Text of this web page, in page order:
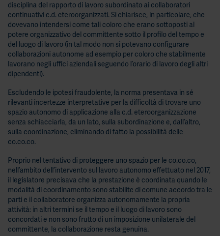
disciplina del rapporto di lavoro subordinato ai collaboratori
continuativi c.d. eteroorganizzati. Si chiarisce, in particolare, che
dovevano intendersi come tali coloro che erano sottoposti al
potere organizzativo del committente sotto il profilo del tempo e
del luogo di lavoro (in tal modo non si potevano configurare
collaborazioni autonome ad esempio per coloro che stabilmente
lavorano negli uffici aziendali seguendo l’orario di lavoro degli altri
dipendenti).
Escludendo le ipotesi fraudolente, la norma presentava in sé
rilevanti incertezze interpretative per la difficoltà di trovare uno
spazio autonomo di applicazione alla c.d. eteroorganizzazione
senza schiacciarla, da un lato, sulla subordinazione e, dall’altro,
sulla coordinazione, eliminando di fatto la possibilità delle
co.co.co.
Proprio nel tentativo di proteggere uno spazio per le co.co.co,
nell’ambito dell’intervento sul lavoro autonomo effettuato nel 2017,
il legislatore precisava che la prestazione è coordinata quando le
modalità di coordinamento sono stabilite di comune accordo tra le
parti e il collaboratore organizza autonomamente la propria
attività: in altri termini se il tempo e il luogo di lavoro sono
concordati e non sono frutto di un imposizione unilaterale del
committente, la collaborazione resta genuina.